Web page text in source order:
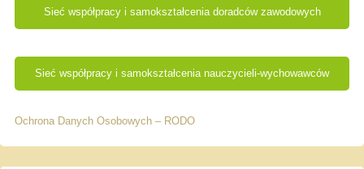
Sieć współpracy i samokształcenia doradców zawodowych
Sieć współpracy i samokształcenia nauczycieli-wychowawców
Ochrona Danych Osobowych – RODO